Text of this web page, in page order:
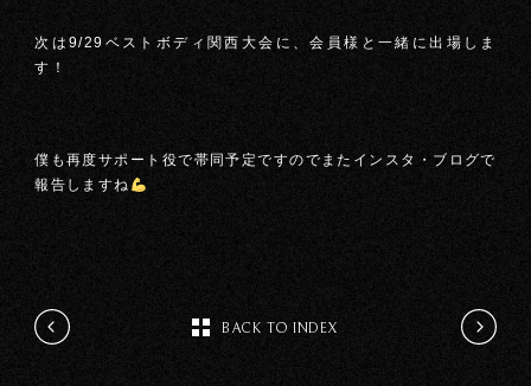
次は9/29ベストボディ関西大会に、会員様と一緒に出場しま
す！
僕も再度サポート役で帯同予定ですのでまたインスタ・ブログで
報告しますね
BACK TO INDEX